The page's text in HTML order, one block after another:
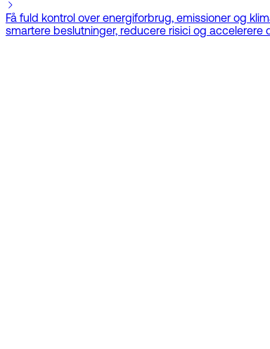
Få fuld kontrol over energiforbrug, emissioner og
smartere beslutninger, reducere risici og